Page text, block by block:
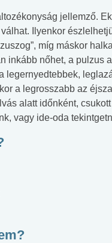
jellemző.
Ilyenkor
míg máskor
inkább nőhet, a pulzus
legernyedtebbek,
a legrosszabb az
alatt időnként,
vagy ide-oda